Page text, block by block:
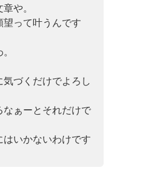
や。
望って叶うんです
づくだけでよろし
なぁーとそれだけで
いかないわけです